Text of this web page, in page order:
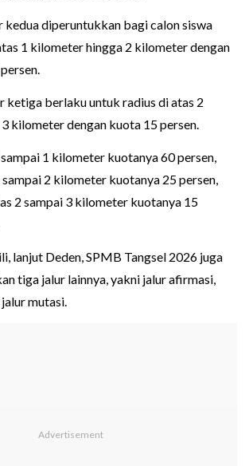
kedua diperuntukkan bagi calon siswa
1 kilometer hingga 2 kilometer dengan
ketiga berlaku untuk radius di atas 2
kilometer dengan kuota 15 persen.
1 kilometer kuotanya 60 persen,
2 kilometer kuotanya 25 persen,
2 sampai 3 kilometer kuotanya 15
lanjut Deden, SPMB Tangsel 2026 juga
tiga jalur lainnya, yakni jalur afirmasi,
mutasi.